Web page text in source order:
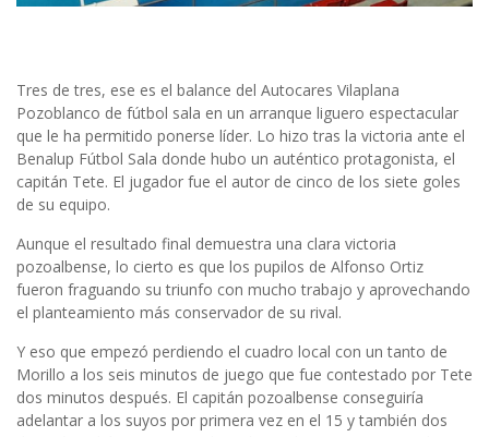
Tres de tres, ese es el balance del Autocares Vilaplana
Pozoblanco de fútbol sala en un arranque liguero espectacular
que le ha permitido ponerse líder. Lo hizo tras la victoria ante el
Benalup Fútbol Sala donde hubo un auténtico protagonista, el
capitán Tete. El jugador fue el autor de cinco de los siete goles
de su equipo.
Aunque el resultado final demuestra una clara victoria
pozoalbense, lo cierto es que los pupilos de Alfonso Ortiz
fueron fraguando su triunfo con mucho trabajo y aprovechando
el planteamiento más conservador de su rival.
Y eso que empezó perdiendo el cuadro local con un tanto de
Morillo a los seis minutos de juego que fue contestado por Tete
dos minutos después. El capitán pozoalbense conseguiría
adelantar a los suyos por primera vez en el 15 y también dos